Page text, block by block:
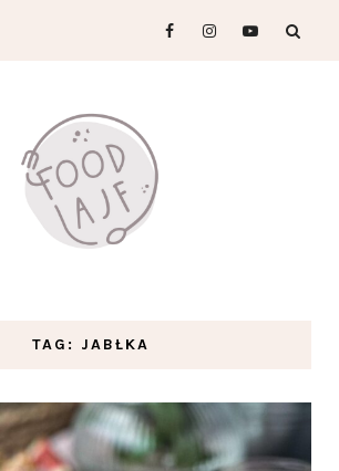
TAG: JABŁKA